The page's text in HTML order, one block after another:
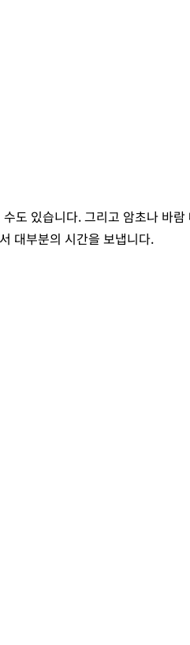
있습니다. 그리고 암초나 바
대부분의 시간을 보냅니다.